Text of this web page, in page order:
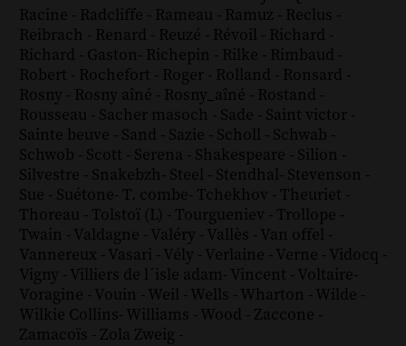
Racine - Radcliffe - Rameau - Ramuz - Reclus -
Reibrach - Renard - Reuzé - Révoil - Richard -
Richard - Gaston- Richepin - Rilke - Rimbaud -
Robert - Rochefort - Roger - Rolland - Ronsard -
Rosny - Rosny aîné - Rosny_aîné - Rostand -
Rousseau - Sacher masoch - Sade - Saint victor -
Sainte beuve - Sand - Sazie - Scholl - Schwab -
Schwob - Scott - Serena - Shakespeare - Silion -
Silvestre - Snakebzh- Steel - Stendhal- Stevenson -
Sue - Suétone- T. combe- Tchekhov - Theuriet -
Thoreau - Tolstoï (L) - Tourgueniev - Trollope -
Twain - Valdagne - Valéry - Vallès - Van offel -
Vannereux - Vasari - Vély - Verlaine - Verne - Vidocq -
Vigny - Villiers de l´isle adam- Vincent - Voltaire-
Voragine - Vouin - Weil - Wells - Wharton - Wilde -
Wilkie Collins- Williams - Wood - Zaccone -
Zamacoïs - Zola Zweig -